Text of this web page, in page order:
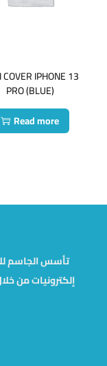
COVER IPHONE 13
PRO (BLUE)
Read more
إلكترونيات من